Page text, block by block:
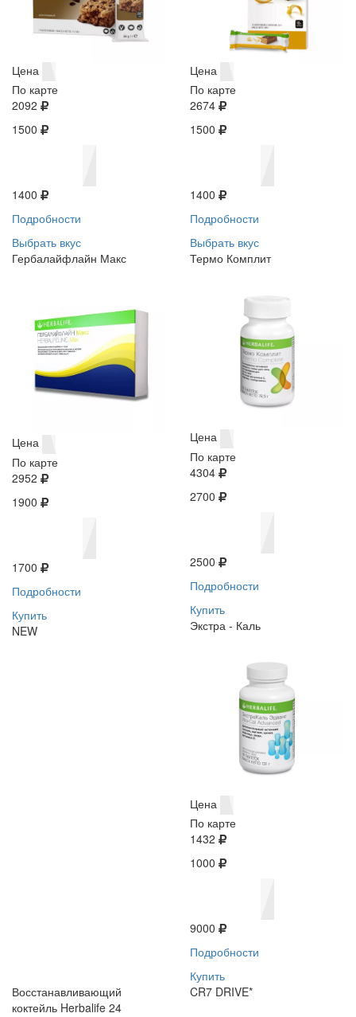
Цена
По карте
2092
1500
1400
Подробности
Выбрать вкус
Цена
По карте
2674
1500
1400
Подробности
Выбрать вкус
Гербалайфлайн Макс
Цена
По карте
2952
1900
1700
Подробности
Купить
NEW
Термо Комплит
Цена
По карте
4304
2700
2500
Подробности
Купить
Экстра - Каль
Цена
По карте
1432
1000
9000
Подробности
Купить
Восстанавливающий
коктейль Herbalife 24
CR7 DRIVE*